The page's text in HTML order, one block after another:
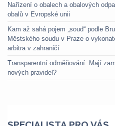
Nařízení o obalech a obalových
obalů v Evropské unii
Kam až sahá pojem „soud“ podle
Městského soudu v Praze o
arbitra v zahraničí
Transparentní odměňování: Mají
nových pravidel?